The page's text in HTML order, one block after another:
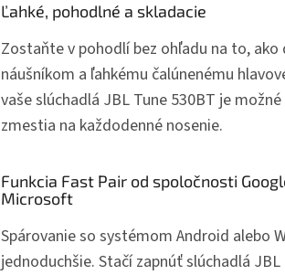
Ľahké, pohodlné a skladacie
Zostaňte v pohodlí bez ohľadu na to,
náušníkom a ľahkému čalúnenému
vaše slúchadlá JBL Tune 530BT je
zmestia na každodenné nosenie.
Funkcia Fast Pair od spoločnosti
Microsoft
Spárovanie so systémom Android alebo
jednoduchšie. Stačí zapnúť slúchadlá